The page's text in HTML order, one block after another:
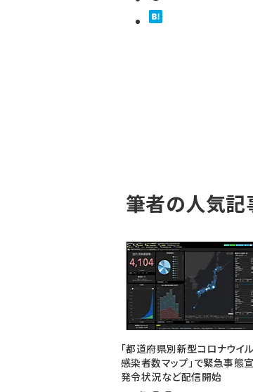
筆者の人気記
「都道府県別新型コロナウイ
感染者数マップ」で緊急事態
発令状況など配信開始